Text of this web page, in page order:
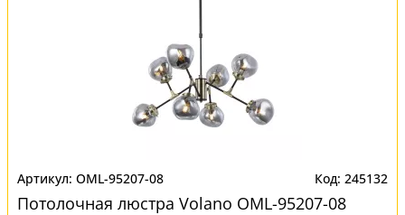
OML-95207-08 245132
Потолочная люстра Volano OML-95207-08